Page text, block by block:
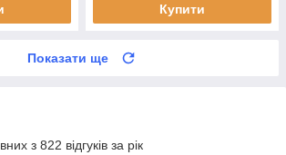
Купити
Показати ще
з 822 відгуків за рік